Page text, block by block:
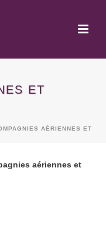
ET
AÉRIENNES ET
aériennes et